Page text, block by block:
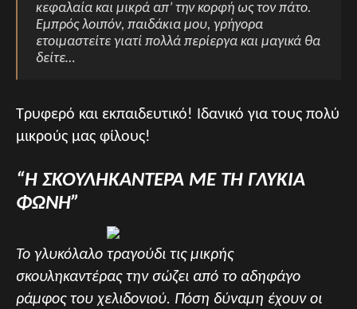
κεφαλαία και μικρά απ’ την κορφή ως τον πάτο.
Εμπρός λοιπόν, παιδάκια μου, γρήγορα
ετοιμαστείτε γιατί πολλά περίεργα και μαγικά θα
δείτε…
Τρυφερό και εκπαιδευτικό! Ιδανικό για τους πολύ
μικρούς μας φίλους!
“Η ΣΚΟΥΛΗΚΑΝΤΕΡΑ ΜΕ ΤΗ ΓΛΥΚΙΑ
ΦΩΝΗ”
Το γλυκόλαλο τραγούδι τις μικρής
σκουληκαντέρας την σώζει από το αδηφάγο
ράμφος του χελιδονιού. Πόση δύναμη έχουν οι